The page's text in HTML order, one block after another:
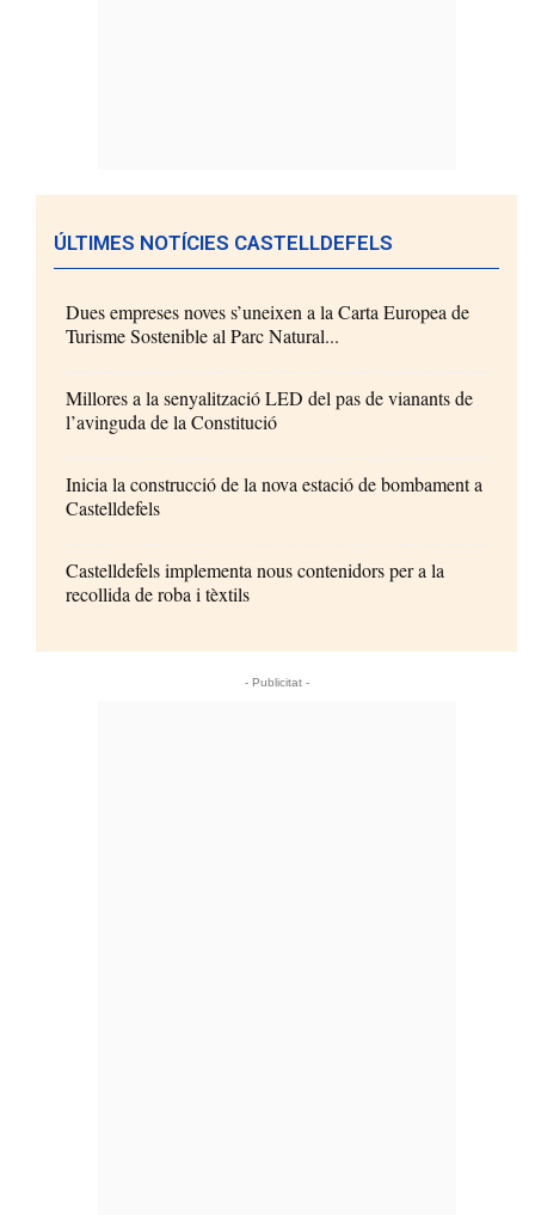
ÚLTIMES NOTÍCIES CASTELLDEFELS
Dues empreses noves s’uneixen a la Carta Europea de
Turisme Sostenible al Parc Natural...
Millores a la senyalització LED del pas de vianants de
l’avinguda de la Constitució
Inicia la construcció de la nova estació de bombament a
Castelldefels
Castelldefels implementa nous contenidors per a la
recollida de roba i tèxtils
- Publicitat -